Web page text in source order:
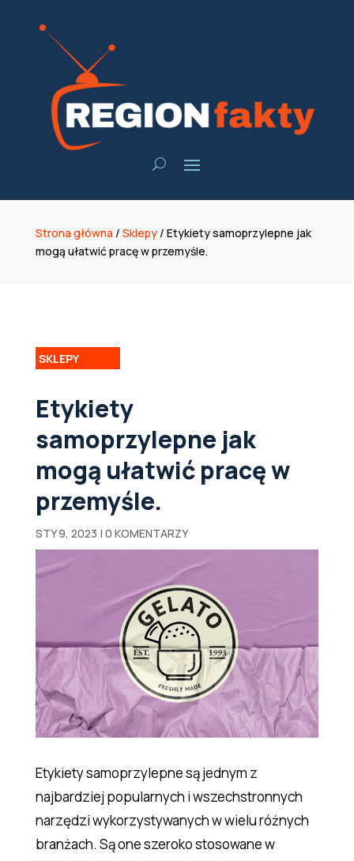
Strona główna / Sklepy/ Etykiety samoprzylepne jak
mogą ułatwić pracę w przemyśle.
SKLEPY
Etykiety
samoprzylepne jak
mogą ułatwić pracę w
przemyśle.
STY 9, 2023 | 0 KOMENTARZY
Etykiety samoprzylepne są jednym z
najbardziej popularnych i wszechstronnych
narzędzi wykorzystywanych w wielu różnych
branżach. Są one szeroko stosowane w